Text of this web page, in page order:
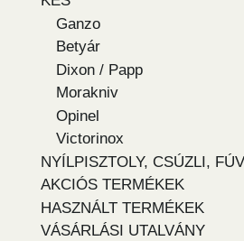
Ganzo
Betyár
Dixon / Papp
Morakniv
Opinel
Victorinox
NYÍLPISZTOLY, CSÚZLI,
AKCIÓS TERMÉKEK
HASZNÁLT TERMÉKEK
VÁSÁRLÁSI UTALVÁNY